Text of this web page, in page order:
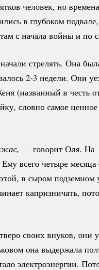
человек, но
в глубоком подвале,
с начала войны и по
стрелять. Она
2-3 недели. Они
(названный в честь
словно самое ценное
— говорит Оля. На
всего четыре
в сыром
капризничать,
своих внуков, они
она выдержала
электроэнергии.